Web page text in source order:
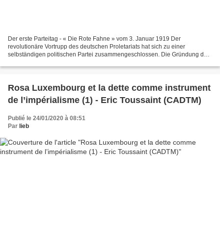
Der erste Parteitag - « Die Rote Fahne » vom 3. Januar 1919 Der
revolutionäre Vortrupp des deutschen Proletariats hat sich zu einer
selbständigen politischen Partei zusammengeschlossen. Die Gründung der
Rosa Luxembourg et la dette comme instrument
de l’impérialisme (1) - Eric Toussaint (CADTM)
Publié le 24/01/2020 à 08:51
Par lieb